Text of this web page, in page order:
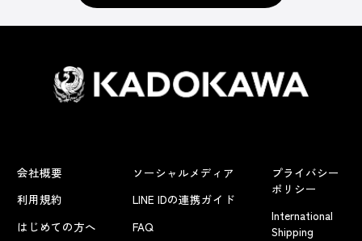
会社概要
利用規約
はじめての方へ
ソーシャルメディア
LINE IDの連携ガイド
FAQ
プライバシー
ポリシー
International
Shipping